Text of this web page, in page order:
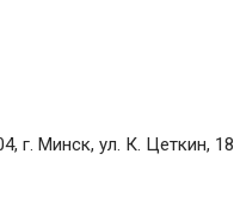
г. Минск, ул. К. Цеткин, 18